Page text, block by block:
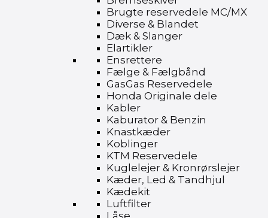
Brugte reservedele MC/MX
Diverse & Blandet
Dæk & Slanger
Elartikler
Ensrettere
Fælge & Fælgbånd
GasGas Reservedele
Honda Originale dele
Kabler
Kaburator & Benzin
Knastkæder
Koblinger
KTM Reservedele
Kuglelejer & Kronrørslejer
Kæder, Led & Tandhjul
Kædekit
Luftfilter
Låse